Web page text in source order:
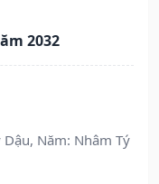
2032
Dậu, Năm: Nhâm Tý